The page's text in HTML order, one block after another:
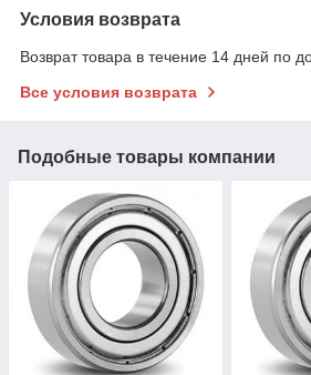
Условия возврата
Возврат товара в течение 14 дней по
Все условия возврата
Подобные товары компании